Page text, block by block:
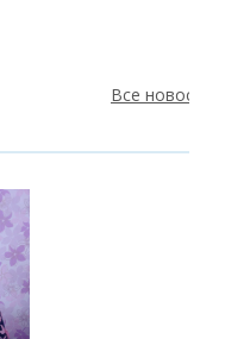
Все новости